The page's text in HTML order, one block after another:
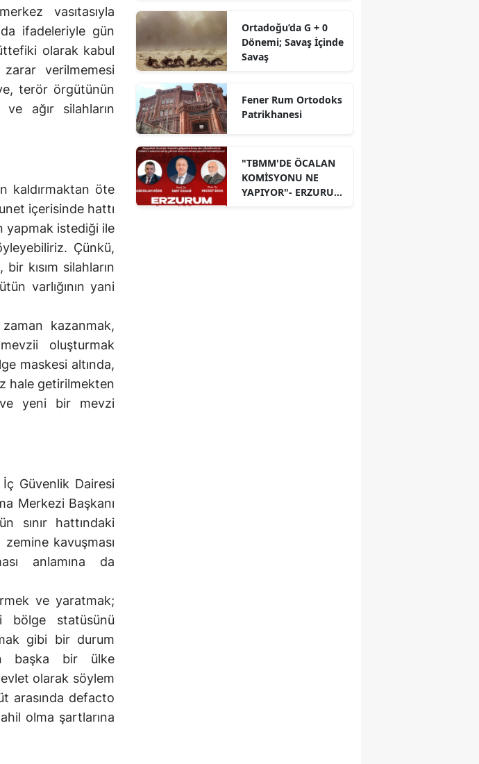
vasıtasıyla
ifadeleriyle gün
olarak kabul
verilmemesi
terör örgütünün
ağır silahların
kaldırmaktan öte
içerisinde hattı
yapmak istediği ile
Çünkü,
kısım silahların
varlığının yani
kazanmak,
oluşturmak
maskesi altında,
hale getirilmekten
yeni bir mevzi
Güvenlik Dairesi
Merkezi Başkanı
sınır hattındaki
kavuşması
anlamına da
ve yaratmak;
bölge statüsünü
gibi bir durum
başka bir ülke
olarak söylem
arasında defacto
olma şartlarına
Ortadoğu’da G + 0
Dönemi; Savaş İçinde
Savaş
Fener Rum Ortodoks
Patrikhanesi
"TBMM'DE ÖCALAN
KOMİSYONU NE
YAPIYOR"- ERZURUM